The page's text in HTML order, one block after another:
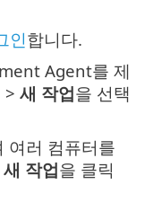
인합니다.
Agent를 제
> 새 작업을 선택
여러 컴퓨터를
새 작업을 클릭